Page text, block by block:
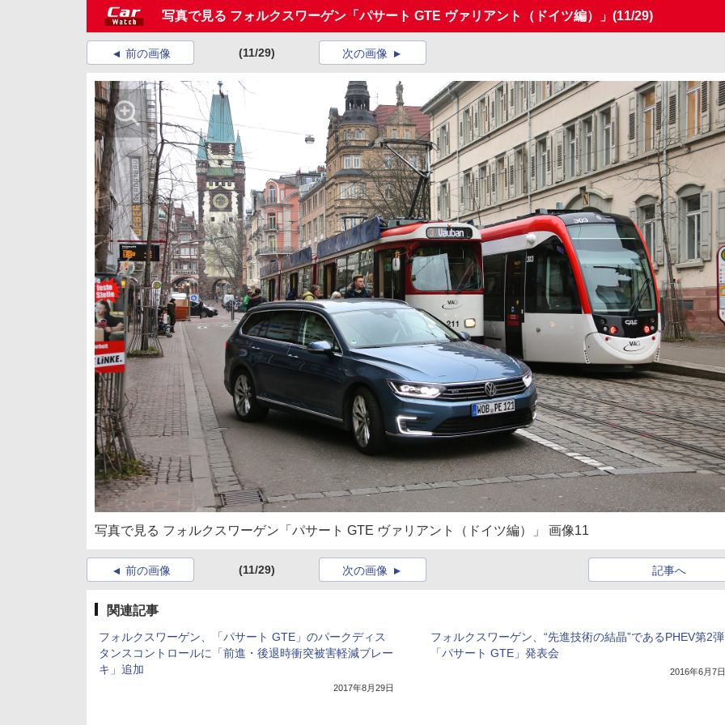
写真で見る フォルクスワーゲン「パサート GTE ヴァリアント（ドイツ編）」 (11/29)
前の画像 (11/29) 次の画像
写真で見る フォルクスワーゲン「パサート GTE ヴァリアント（ドイツ編）」 画像11
前の画像 (11/29) 記事へ
次の画像
関連記事
フォルクスワーゲン、「パサート GTE」のパークディス
タンスコントロールに「前進・後退時衝突被害軽減ブレー
キ」追加
2017年8月29日
フォルクスワーゲン、“先進技術の結晶”であるPHEV第2弾
「パサート GTE」発表会
2016年6月7日